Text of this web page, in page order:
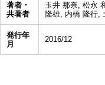
著者・
共著者
玉井 那奈, 松永
隆雄, 内橋 隆行,
発行年
月
2016/12